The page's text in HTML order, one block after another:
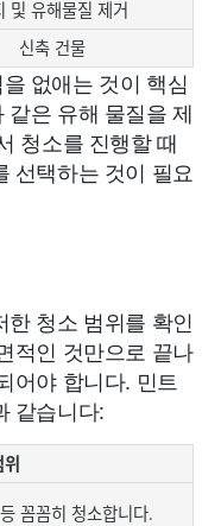
및 유해물질 제거
신축 건물
없애는 것이 핵심
은 유해 물질을 제
청소를 진행할 때
선택하는 것이 필요
청소 범위를 확인
적인 것만으로 끝나
어야 합니다. 민트
같습니다:
위
꼼꼼히 청소합니다.